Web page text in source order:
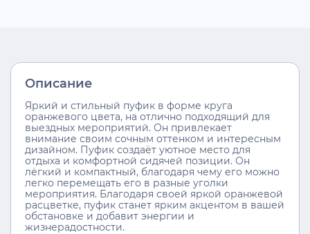
Описание
Яркий и стильный пуфик в форме круга
оранжевого цвета, на отлично подходящий для
выездных мероприятий. Он привлекает
внимание своим сочным оттенком и интересным
дизайном. Пуфик создаёт уютное место для
отдыха и комфортной сидячей позиции. Он
лёгкий и компактный, благодаря чему его можно
легко перемещать его в разные уголки
мероприятия. Благодаря своей яркой оранжевой
расцветке, пуфик станет ярким акцентом в вашей
обстановке и добавит энергии и
жизнерадостности.